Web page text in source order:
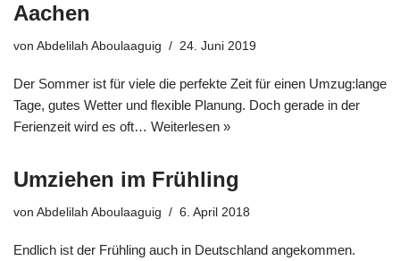
Aachen
von Abdelilah Aboulaaguig 24. Juni 2019
Der Sommer ist für viele die perfekte Zeit für einen Umzug:lange
Tage, gutes Wetter und flexible Planung. Doch gerade in der
Ferienzeit wird es oft… Weiterlesen »
Umziehen im Frühling
von Abdelilah Aboulaaguig 6. April 2018
Endlich ist der Frühling auch in Deutschland angekommen.